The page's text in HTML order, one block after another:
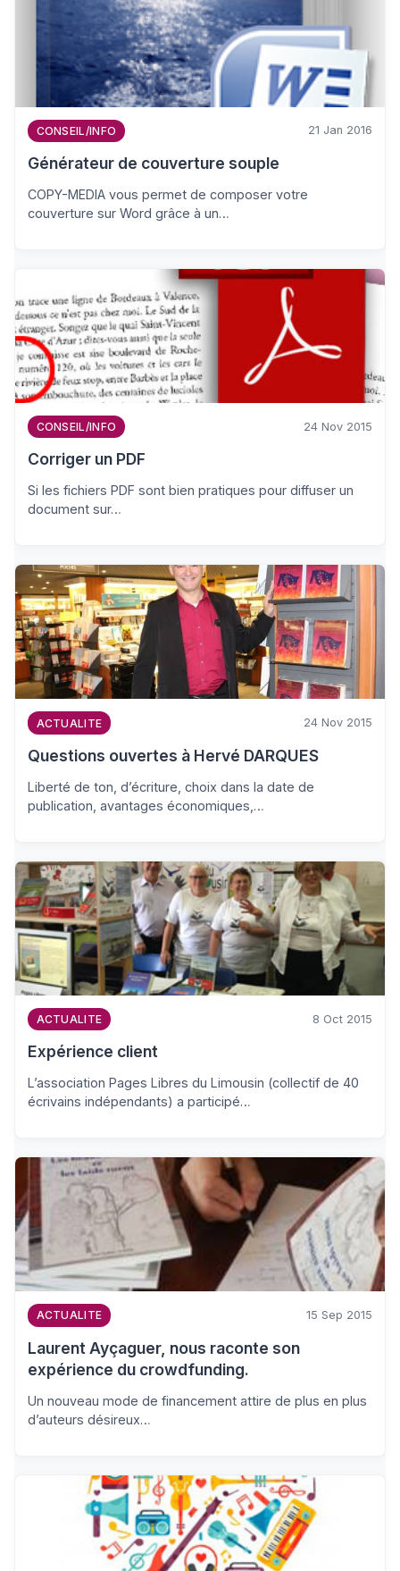
CONSEIL/INFO 21 Jan 2016
Générateur de couverture souple
COPY-MEDIA vous permet de composer votre
couverture sur Word grâce à un…
CONSEIL/INFO 24 Nov 2015
Corriger un PDF
Si les fichiers PDF sont bien pratiques pour diffuser un
document sur…
ACTUALITE 24 Nov 2015
Questions ouvertes à Hervé DARQUES
Liberté de ton, d’écriture, choix dans la date de
publication, avantages économiques,…
ACTUALITE 8 Oct 2015
Expérience client
L’association Pages Libres du Limousin (collectif de 40
écrivains indépendants) a participé…
ACTUALITE 15 Sep 2015
Laurent Ayçaguer, nous raconte son
expérience du crowdfunding.
Un nouveau mode de financement attire de plus en plus
d’auteurs désireux…